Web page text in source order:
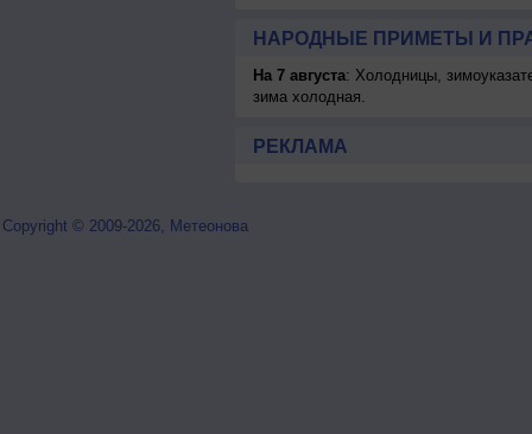
НАРОДНЫЕ ПРИМЕТЫ И
На 7 августа: Холодницы,
зима холодная.
РЕКЛАМА
Copyright © 2009-2026, Метеонова